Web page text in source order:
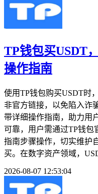
TP钱包买USDT
操作指南
使用TP钱包购买USDT时
非官方链接，以免陷入诈
带详细操作指南，助力用
可靠，用户需通过TP钱包
指南步骤操作，切实维护
买。在数字资产领域，
2026-08-07 12:53:04